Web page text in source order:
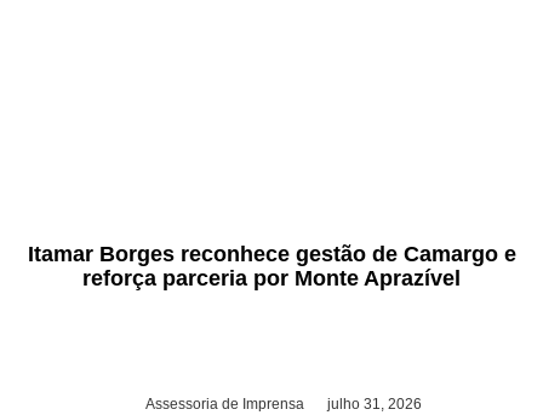
Itamar Borges reconhece gestão de Camargo e
reforça parceria por Monte Aprazível
Assessoria de Imprensa julho 31, 2026